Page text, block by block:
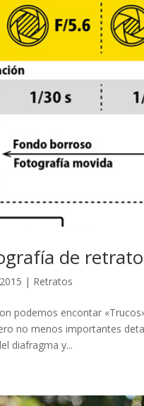
de retrato
| Retratos
podemos encontar
no menos importantes
diafragma y...